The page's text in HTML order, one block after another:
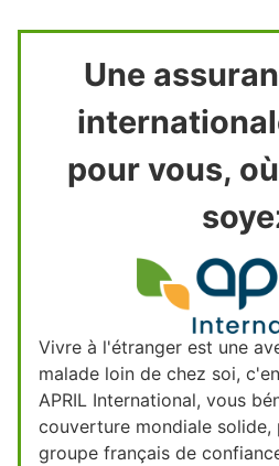
Une
pour vous,
Vivre à l'étranger est une
malade loin de chez soi,
APRIL International, vous
couverture mondiale solide,
groupe français de